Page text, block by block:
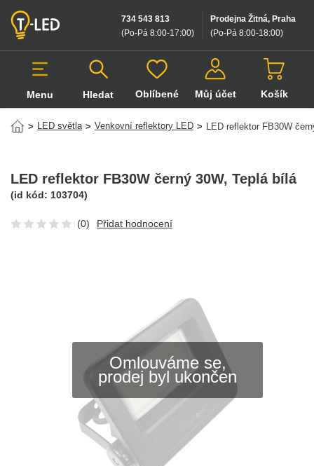
Prodejna Žitná, Praha
(Po-Pá 8:00-18:00)
734 543 813
(Po-Pá 8:00-17:00)
Menu Hledat
Hledat v produktech
Oblíbené Můj účet Košík
> LED světla > Venkovní reflektory LED > LED reflektor FB30W
Omlouváme se,
prodej byl ukončen
LED reflektor FB30W černý 30W, Teplá bílá
(id kód: 103704)
(0) Přidat hodnocení